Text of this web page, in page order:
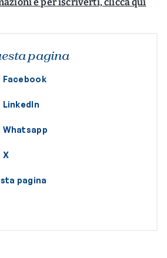
pagina
Facebook
LinkedIn
Whatsapp
X
pagina